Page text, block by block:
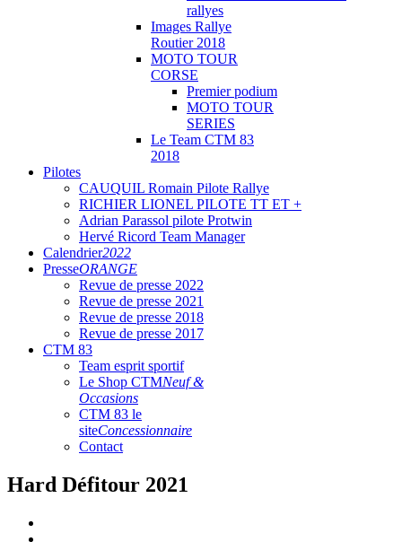
rallyes
Images Rallye
Routier 2018
MOTO TOUR
CORSE
Premier podium
MOTO TOUR
SERIES
Le Team CTM 83
2018
Pilotes
CAUQUIL Romain Pilote Rallye
RICHIER LIONEL PILOTE TT ET +
Adrian Parassol pilote Protwin
Hervé Ricord Team Manager
Calendrier2022
PresseORANGE
Revue de presse 2022
Revue de presse 2021
Revue de presse 2018
Revue de presse 2017
CTM 83
Team esprit sportif
Le Shop CTMNeuf &
Occasions
CTM 83 le
siteConcessionnaire
Contact
Hard Défitour 2021